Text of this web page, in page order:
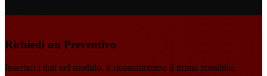
Richiedi un Preventivo
Inserisci i dati nel modulo, ti ricontatteremo il prima possibile.